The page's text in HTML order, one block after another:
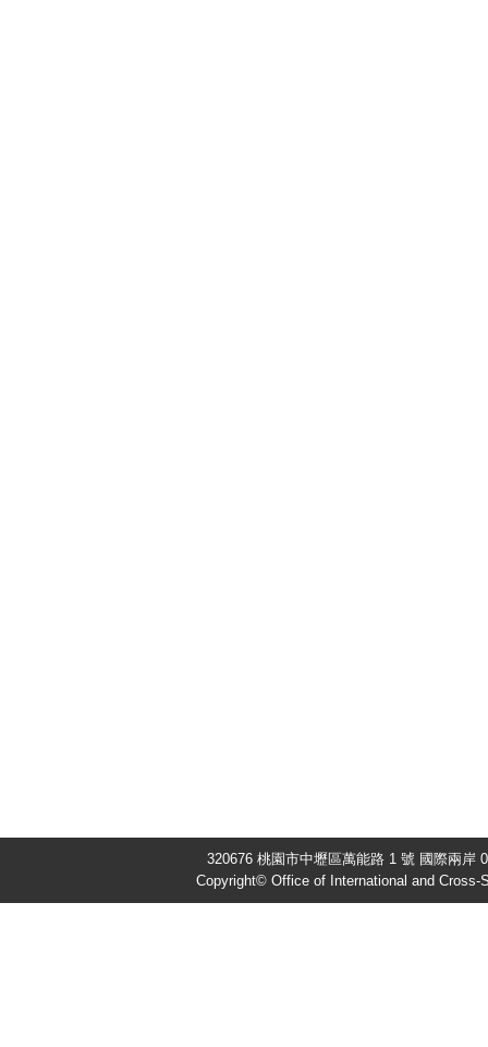
320676 桃園市中壢區萬能路 1 號 國際兩岸
Copyright© Office of International and